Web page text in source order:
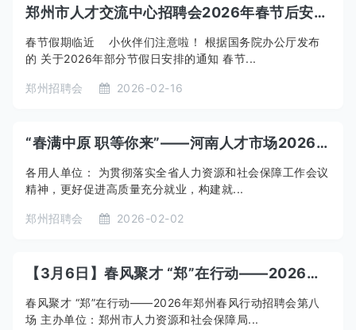
郑州市人才交流中心招聘会2026年春节后安排通知
春节假期临近 小伙伴们注意啦！ 根据国务院办公厅发布
的 关于2026年部分节假日安排的通知 春节...
郑州招聘会 2026-02-16
“春满中原 职等你来”——河南人才市场2026年春季人才招聘会暨郑州航空港区“春风送岗 筑梦启航”专场招聘会
各用人单位： 为贯彻落实全省人力资源和社会保障工作会议
精神，更好促进高质量充分就业，构建就...
郑州招聘会 2026-02-02
【3月6日】春风聚才 “郑”在行动——2026年郑州春风行动招聘会第八场
春风聚才 “郑”在行动——2026年郑州春风行动招聘会第八
场 主办单位：郑州市人力资源和社会保障局...